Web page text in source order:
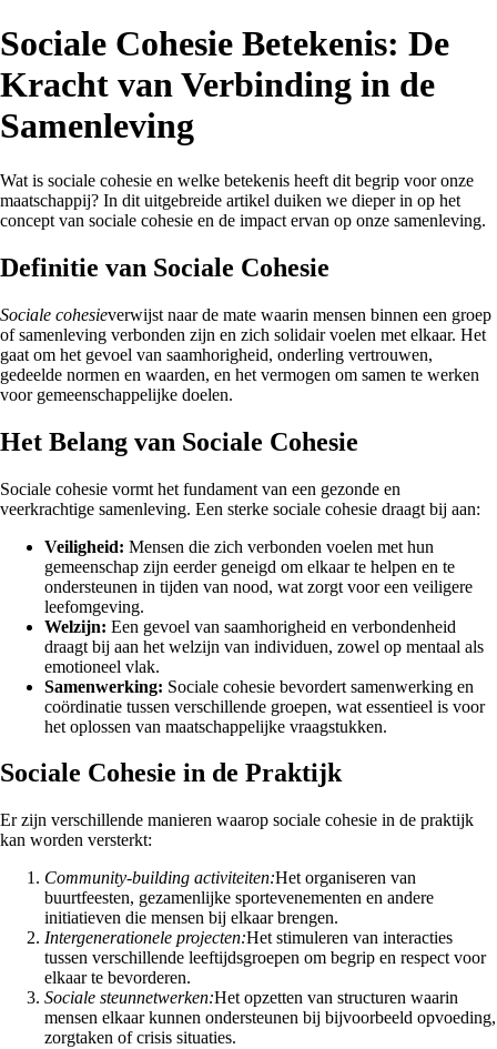
Sociale Cohesie Betekenis: De
Kracht van Verbinding in de
Samenleving
Wat is sociale cohesie en welke betekenis heeft dit begrip voor onze
maatschappij? In dit uitgebreide artikel duiken we dieper in op het
concept van sociale cohesie en de impact ervan op onze samenleving.
Definitie van Sociale Cohesie
Sociale cohesieverwijst naar de mate waarin mensen binnen een groep
of samenleving verbonden zijn en zich solidair voelen met elkaar. Het
gaat om het gevoel van saamhorigheid, onderling vertrouwen,
gedeelde normen en waarden, en het vermogen om samen te werken
voor gemeenschappelijke doelen.
Het Belang van Sociale Cohesie
Sociale cohesie vormt het fundament van een gezonde en
veerkrachtige samenleving. Een sterke sociale cohesie draagt bij aan:
Veiligheid: Mensen die zich verbonden voelen met hun
gemeenschap zijn eerder geneigd om elkaar te helpen en te
ondersteunen in tijden van nood, wat zorgt voor een veiligere
leefomgeving.
Welzijn: Een gevoel van saamhorigheid en verbondenheid
draagt bij aan het welzijn van individuen, zowel op mentaal als
emotioneel vlak.
Samenwerking: Sociale cohesie bevordert samenwerking en
coördinatie tussen verschillende groepen, wat essentieel is voor
het oplossen van maatschappelijke vraagstukken.
Sociale Cohesie in de Praktijk
Er zijn verschillende manieren waarop sociale cohesie in de praktijk
kan worden versterkt:
Community-building activiteiten:Het organiseren van
buurtfeesten, gezamenlijke sportevenementen en andere
initiatieven die mensen bij elkaar brengen.
Intergenerationele projecten:Het stimuleren van interacties
tussen verschillende leeftijdsgroepen om begrip en respect voor
elkaar te bevorderen.
Sociale steunnetwerken:Het opzetten van structuren waarin
mensen elkaar kunnen ondersteunen bij bijvoorbeeld opvoeding,
zorgtaken of crisis situaties.